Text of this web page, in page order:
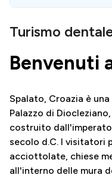
Turismo
Benvenuti
Spalato, Croazia è
Palazzo di
costruito
secolo d.C. I visitatori
acciottolate, chiese
all'interno delle mura